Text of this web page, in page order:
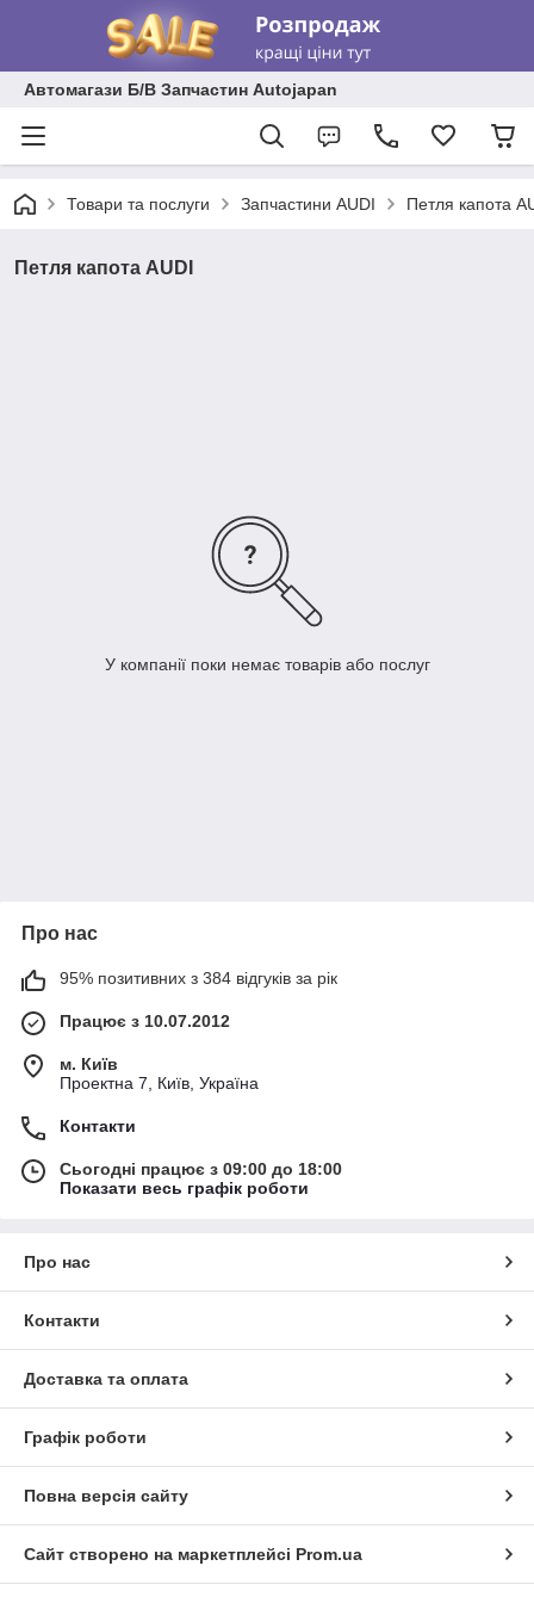
Автомагази Б/В Запчастин Autojapan
Товари та послуги Запчастини AUDI Петля капота
Петля капота AUDI
У компанії поки немає товарів або послуг
Про нас
95% позитивних з 384 відгуків за рік
Працює з 10.07.2012
м. Київ
Проектна 7, Київ, Україна
Контакти
Сьогодні працює з 09:00 до 18:00
Показати весь графік роботи
Про нас
Контакти
Доставка та оплата
Графік роботи
Повна версія сайту
Сайт створено на маркетплейсі Prom.ua